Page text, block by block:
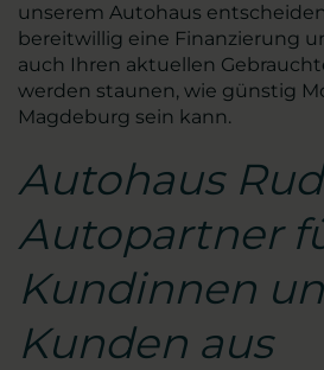
unserem Autohaus
bereitwillig eine Finanzierung
auch Ihren aktuellen
werden staunen, wie günstig
Magdeburg sein kann.
Autohaus
Autopartner
Kundinnen
Kunden aus